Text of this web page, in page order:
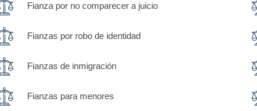
Fianza por no comparecer a juicio
Fianzas por robo de identidad
Fianzas de inmigración
Fianzas para menores